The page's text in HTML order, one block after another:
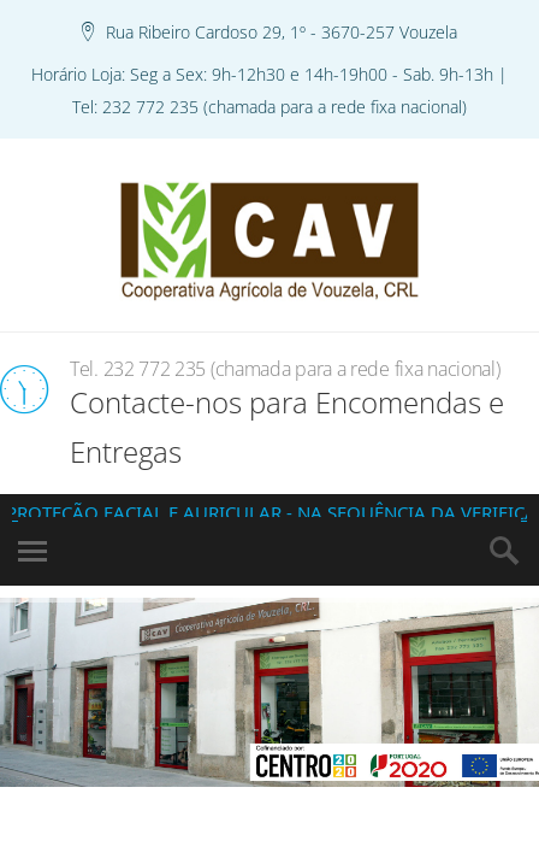
Rua Ribeiro Cardoso 29, 1º - 3670-257 Vouzela
Horário Loja: Seg a Sex: 9h-12h30 e 14h-19h00 - Sab. 9h-13h |
Tel: 232 772 235 (chamada para a rede fixa nacional)
Tel. 232 772 235 (chamada para a rede fixa nacional)
Contacte-nos para Encomendas e
Entregas
FACIAL E AURICULAR - NA SEQUÊNCIA DA VERIFICAÇÃO